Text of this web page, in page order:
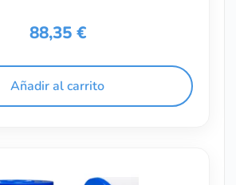
88,35 €
Añadir al carrito